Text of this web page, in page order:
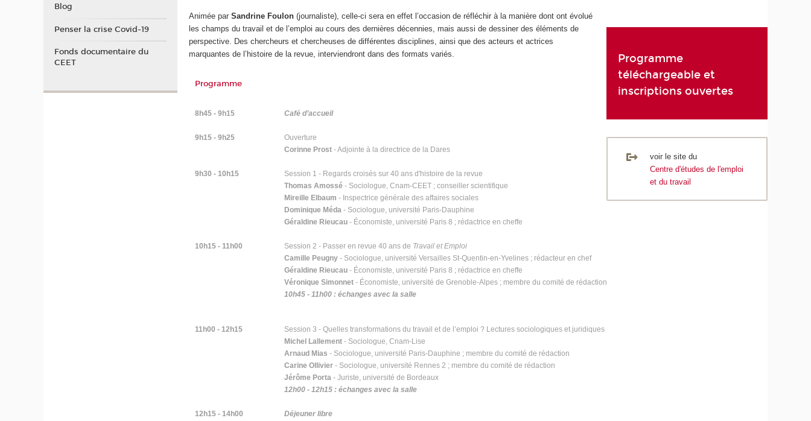
Animée parSandrine Foulon (journaliste), celle-ci sera en effet l’occasion de réfléchir à la manière dont ont évolué
les champs du travail et de l’emploi au cours des dernières décennies, mais aussi de dessiner des éléments de
perspective. Des chercheurs et chercheuses de différentes disciplines, ainsi que des acteurs et actrices
marquantes de l’histoire de la revue, interviendront dans des formats variés.
Programme
8h45 - 9h15 Café d’accueil
9h15 - 9h25
Ouverture
Corinne Prost - Adjointe à la directrice de la Dares
9h30 - 10h15
Session 1 - Regards croisés sur 40 ans d'histoire de la revue
Thomas Amossé - Sociologue, Cnam-CEET ; conseiller scientifique
Mireille Elbaum - Inspectrice générale des affaires sociales
Dominique Méda - Sociologue, université Paris-Dauphine
Géraldine Rieucau - Économiste, université Paris 8 ; rédactrice en cheffe
10h15 - 11h00 Session 2 - Passer en revue 40 ans de Travail et Emploi
Camille Peugny - Sociologue, université Versailles St-Quentin-en-Yvelines ; rédacteur en chef
Géraldine Rieucau - Économiste, université Paris 8 ; rédactrice en cheffe
Véronique Simonnet - Économiste, université de Grenoble-Alpes ; membre du comité de rédaction
10h45 - 11h00 : échanges avec la salle
11h00 - 12h15
Session 3 - Quelles transformations du travail et de l’emploi ? Lectures sociologiques et juridiques
Michel Lallement- Sociologue, Cnam-Lise
Arnaud Mias - Sociologue, université Paris-Dauphine ; membre du comité de rédaction
Carine Ollivier - Sociologue, université Rennes 2 ; membre du comité de rédaction
Jérôme Porta - Juriste, université de Bordeaux
12h00 - 12h15 : échanges avec la salle
12h15 - 14h00
Déjeuner libre
Programme
téléchargeable et
inscriptions ouvertes
voir le site du
Centre d'études de l'emploi
et du travail
Blog
Penser la crise Covid-19
Fonds documentaire du
CEET